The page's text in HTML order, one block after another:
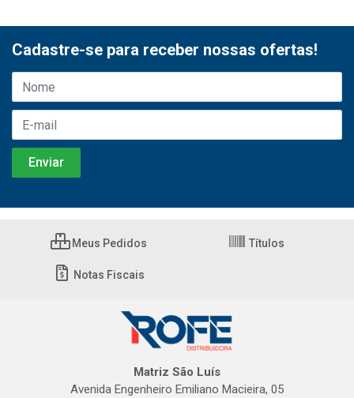
Cadastre-se para receber nossas ofertas!
Meus Pedidos Títulos
Notas Fiscais
Matriz São Luís
Avenida Engenheiro Emiliano Macieira, 05